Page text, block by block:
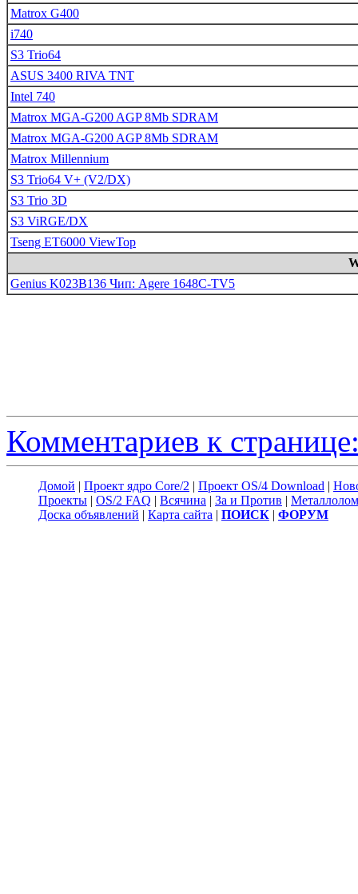
Matrox G400
i740
S3 Trio64
ASUS 3400 RIVA TNT
Intel 740
Matrox MGA-G200 AGP 8Mb SDRAM
Matrox MGA-G200 AGP 8Mb SDRAM
Matrox Millennium
S3 Trio64 V+ (V2/DX)
S3 Trio 3D
S3 ViRGE/DX
Tseng ET6000 ViewTop
Genius K023B136 Чип: Agere 1648C-TV5
Комментариев к
Домой | Проект ядро Core/2 | Проект OS/4 Download |
Проекты | OS/2 FAQ | Всячина | За и Против | Металлолом
Доска объявлений | Карта сайта | ПОИСК | ФОРУМ